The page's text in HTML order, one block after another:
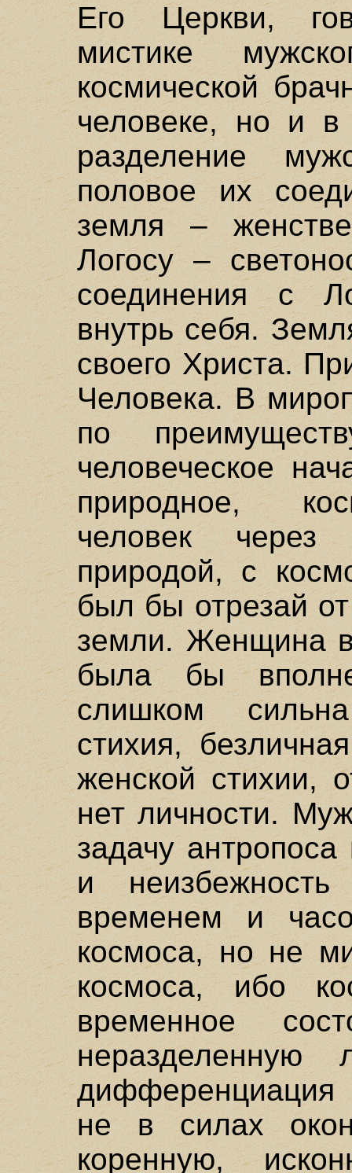
Его Церкви,
мистике
космической
человеке, но и в
разделение
половое их
земля –
Логосу –
соединения с
внутрь себя.
своего Христа.
Человека. В
по
человеческое
природное,
человек
природой, с
был бы отрезай
земли. Женщина
была бы
слишком
стихия,
женской стихии,
нет личности.
задачу
и
временем и
космоса, но не
космоса, ибо
временное
дифференциация
не в силах
коренную,